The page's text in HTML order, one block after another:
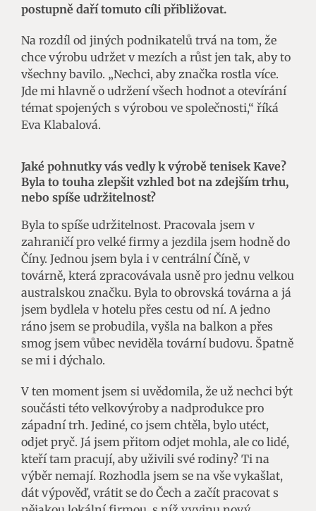
postupně daří tomuto cíli přibližovat.
Na rozdíl od jiných podnikatelů trvá na tom, že
chce výrobu udržet v mezích a růst jen tak, aby to
všechny bavilo. „Nechci, aby značka rostla více.
Jde mi hlavně o udržení všech hodnot a otevírání
témat spojených s výrobou ve společnosti,“ říká
Eva Klabalová.
Jaké pohnutky vás vedly k výrobě tenisek Kave?
Byla to touha zlepšit vzhled bot na zdejším trhu,
nebo spíše udržitelnost?
Byla to spíše udržitelnost. Pracovala jsem v
zahraničí pro velké firmy a jezdila jsem hodně do
Číny. Jednou jsem byla i v centrální Číně, v
továrně, která zpracovávala usně pro jednu velkou
australskou značku. Byla to obrovská továrna a já
jsem bydlela v hotelu přes cestu od ní. A jedno
ráno jsem se probudila, vyšla na balkon a přes
smog jsem vůbec neviděla tovární budovu. Špatně
se mi i dýchalo.
V ten moment jsem si uvědomila, že už nechci být
součásti této velkovýroby a nadprodukce pro
západní trh. Jediné, co jsem chtěla, bylo utéct,
odjet pryč. Já jsem přitom odjet mohla, ale co lidé,
kteří tam pracují, aby uživili své rodiny? Ti na
výběr nemají. Rozhodla jsem se na vše vykašlat,
dát výpověď, vrátit se do Čech a začít pracovat s